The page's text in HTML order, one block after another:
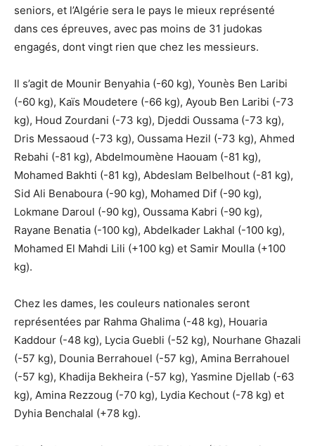
seniors, et l’Algérie sera le pays le mieux représenté
dans ces épreuves, avec pas moins de 31 judokas
engagés, dont vingt rien que chez les messieurs.
Il s’agit de Mounir Benyahia (-60 kg), Younès Ben Laribi
(-60 kg), Kaïs Moudetere (-66 kg), Ayoub Ben Laribi (-73
kg), Houd Zourdani (-73 kg), Djeddi Oussama (-73 kg),
Dris Messaoud (-73 kg), Oussama Hezil (-73 kg), Ahmed
Rebahi (-81 kg), Abdelmoumène Haouam (-81 kg),
Mohamed Bakhti (-81 kg), Abdeslam Belbelhout (-81 kg),
Sid Ali Benaboura (-90 kg), Mohamed Dif (-90 kg),
Lokmane Daroul (-90 kg), Oussama Kabri (-90 kg),
Rayane Benatia (-100 kg), Abdelkader Lakhal (-100 kg),
Mohamed El Mahdi Lili (+100 kg) et Samir Moulla (+100
kg).
Chez les dames, les couleurs nationales seront
représentées par Rahma Ghalima (-48 kg), Houaria
Kaddour (-48 kg), Lycia Guebli (-52 kg), Nourhane Ghazali
(-57 kg), Dounia Berrahouel (-57 kg), Amina Berrahouel
(-57 kg), Khadija Bekheira (-57 kg), Yasmine Djellab (-63
kg), Amina Rezzoug (-70 kg), Lydia Kechout (-78 kg) et
Dyhia Benchalal (+78 kg).